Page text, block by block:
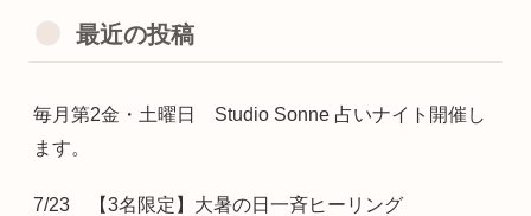
最近の投稿
毎月第2金・土曜日 Studio Sonne 占いナイト開催し
ます。
7/23 【3名限定】大暑の日一斉ヒーリング